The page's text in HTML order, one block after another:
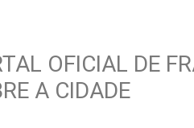
OFICIAL DE
A CIDADE